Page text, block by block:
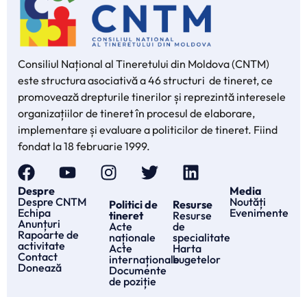
Consiliul Național al Tineretului din Moldova (CNTM)
este structura asociativă a 46 structuri de tineret, ce
promovează drepturile tinerilor și reprezintă interesele
organizațiilor de tineret în procesul de elaborare,
implementare și evaluare a politicilor de tineret. Fiind
fondat la 18 februarie 1999.
Despre
Despre CNTM
Echipa
Anunțuri
Rapoarte de
activitate
Contact
Donează
Politici de
tineret
Acte
naționale
Acte
internaționale
Documente
de poziție
Resurse
Resurse
de
specialitate
Harta
bugetelor
Media
Noutăți
Evenimente